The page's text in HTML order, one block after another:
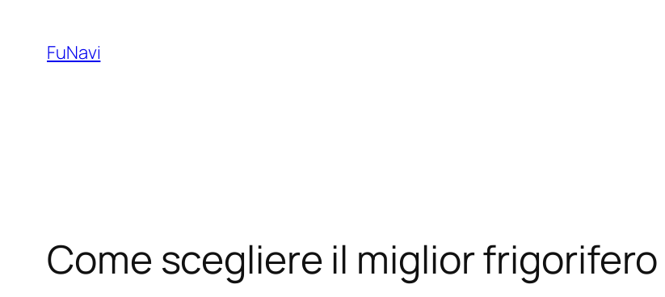
content
FuNavi
Come scegliere il miglior